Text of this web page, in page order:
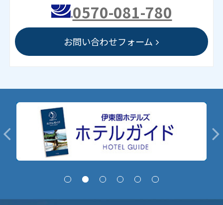
0570-081-780
お問い合わせフォーム